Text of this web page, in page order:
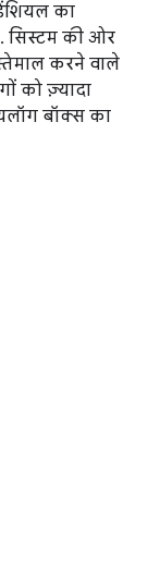
का
सिस्टम की ओर
करने वाले
को ज़्यादा
बॉक्स का